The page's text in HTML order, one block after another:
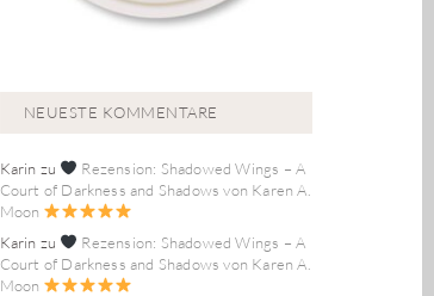
NEUESTE KOMMENTARE
Karin zu
Rezension: Shadowed Wings – A
Court of Darkness and Shadows von Karen A.
Moon
Karin zu
Rezension: Shadowed Wings – A
Court of Darkness and Shadows von Karen A.
Moon